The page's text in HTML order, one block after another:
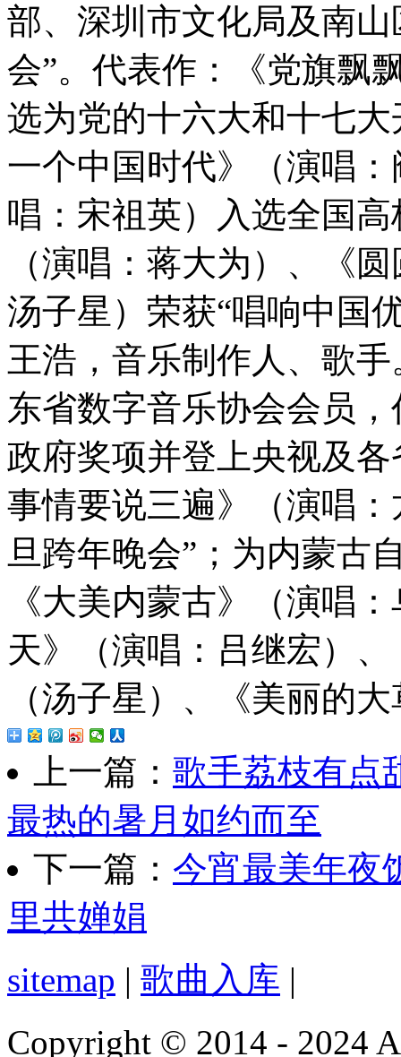
部、深圳市文化局及南
会”。代表作：《党旗飘
选为党的十六大和十七
一个中国时代》（演唱
唱：宋祖英）入选全国
（演唱：蒋大为）、《
汤子星）荣获“唱响中国
王浩，音乐制作人、歌
东省数字音乐协会会员
政府奖项并登上央视及
事情要说三遍》（演唱
旦跨年晚会”；为内蒙古
《大美内蒙古》（演唱
天》（演唱：吕继宏）
（汤子星）、《美丽的
上一篇： 歌手荔枝有点
最热的暑月如约而至
下一篇： 今宵最美年夜
里共婵娟
sitemap | 歌曲入库 |
Copyright © 2014 - 2024